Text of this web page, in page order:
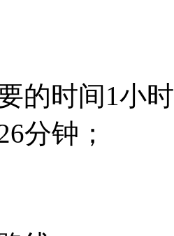
的时间1小
分钟；